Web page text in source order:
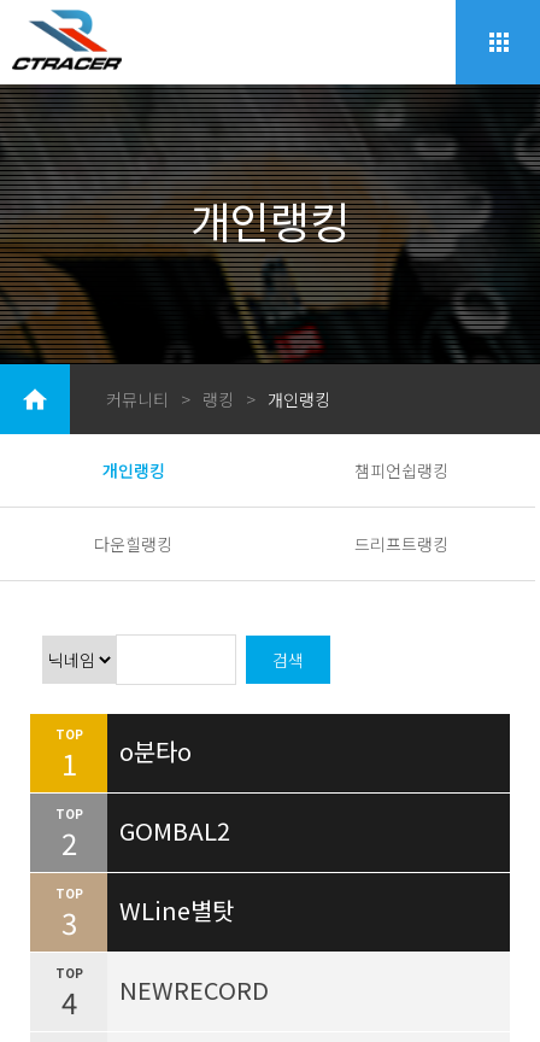
개인랭킹
커뮤니티 > 랭킹 > 개인랭킹
개인랭킹 챔피언쉽랭킹
다운힐랭킹 드리프트랭킹
TOP
1 o분타o
TOP
2 GOMBAL2
TOP
3 WLine별탓
TOP
4 NEWRECORD